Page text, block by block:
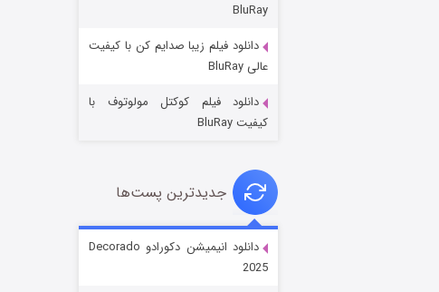
جادوگری در مغولستان
BluRay
دانلود فیلم زیبا صدایم کن با کیفیت
عالی BluRay
دانلود فیلم کوکتل مولوتوف با
کیفیت BluRay
جدیدترین پست‌ها
دانلود انیمیشن دکورادو Decorado
2025